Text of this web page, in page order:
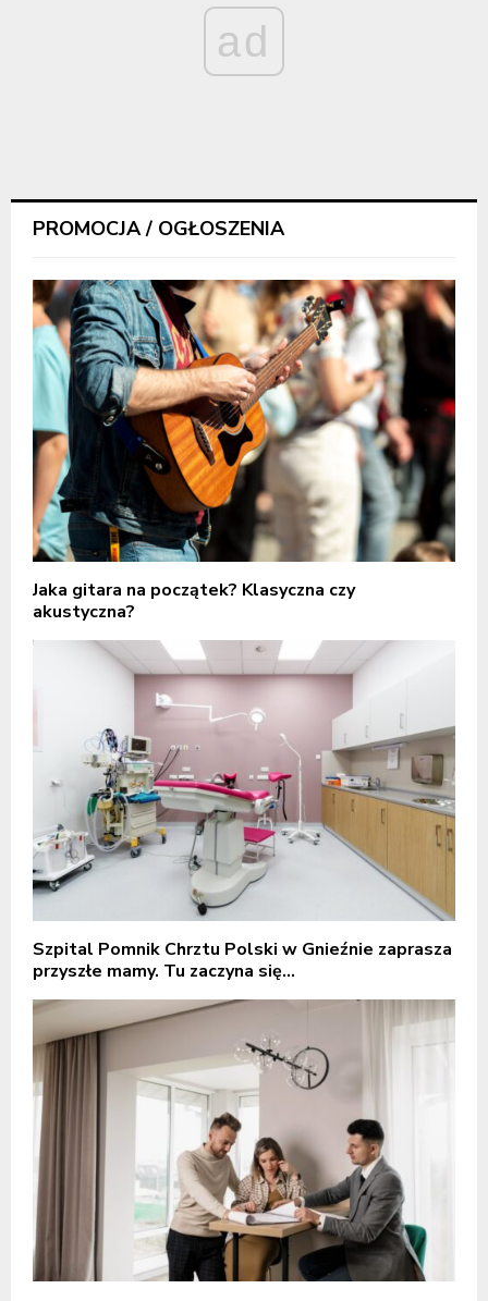
ad
PROMOCJA / OGŁOSZENIA
Jaka gitara na początek? Klasyczna czy
akustyczna?
Szpital Pomnik Chrztu Polski w Gnieźnie zaprasza
przyszłe mamy. Tu zaczyna się...